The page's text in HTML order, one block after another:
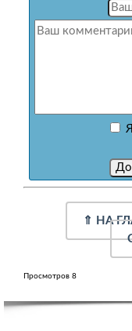
⇑ НА
Просмотров 8